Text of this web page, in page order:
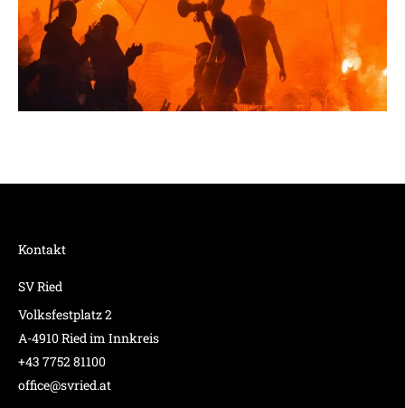
Kontakt
SV Ried
Volksfestplatz 2
A-4910 Ried im Innkreis
+43 7752 81100
office@svried.at